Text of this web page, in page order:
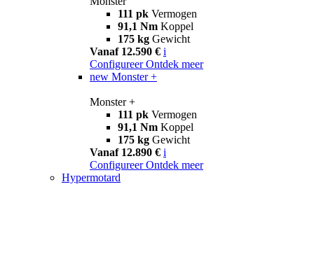
111 pk Vermogen
91,1 Nm Koppel
175 kg Gewicht
Vanaf 12.590 € i
Configureer Ontdek meer
new Monster +
Monster +
111 pk Vermogen
91,1 Nm Koppel
175 kg Gewicht
Vanaf 12.890 € i
Configureer Ontdek meer
Hypermotard